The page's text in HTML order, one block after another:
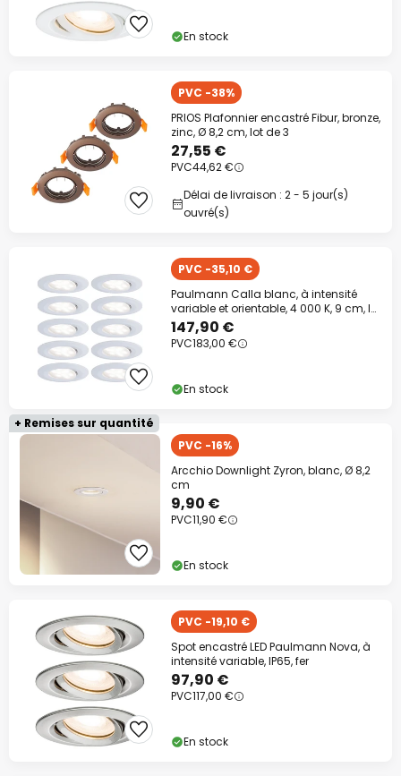
En stock
PVC -38%
PRIOS Plafonnier encastré Fibur, bronze,
zinc, Ø 8,2 cm, lot de 3
27,55 €
PVC44,62 €
Délai de livraison : 2 - 5 jour(s)
ouvré(s)
PVC -35,10 €
Paulmann Calla blanc, à intensité
variable et orientable, 4 000 K, 9 cm, lot
de
147,90 €
PVC183,00 €
En stock
+ Remises sur quantité
PVC -16%
Arcchio Downlight Zyron, blanc, Ø 8,2
cm
9,90 €
PVC11,90 €
En stock
PVC -19,10 €
Spot encastré LED Paulmann Nova, à
intensité variable, IP65, fer
97,90 €
PVC117,00 €
En stock